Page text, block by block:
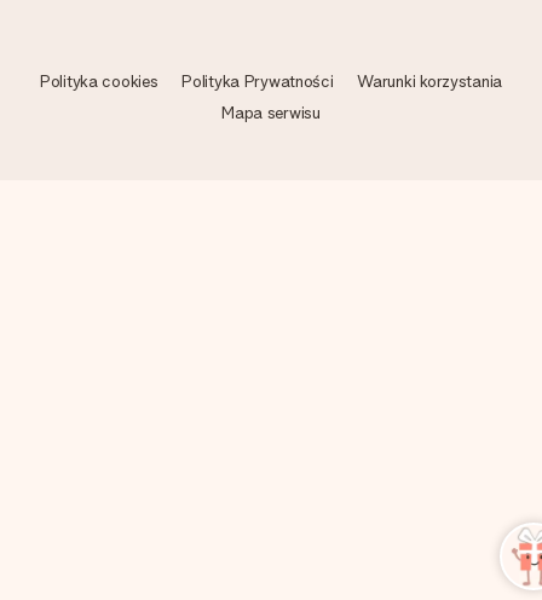
Polityka cookies Polityka Prywatności
Warunki korzystania
Mapa serwisu